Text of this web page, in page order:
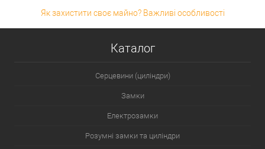
Як захистити своє майно? Важливі особливості
Каталог
Серцевини (циліндри)
Замки
Електрозамки
Розумні замки та циліндри